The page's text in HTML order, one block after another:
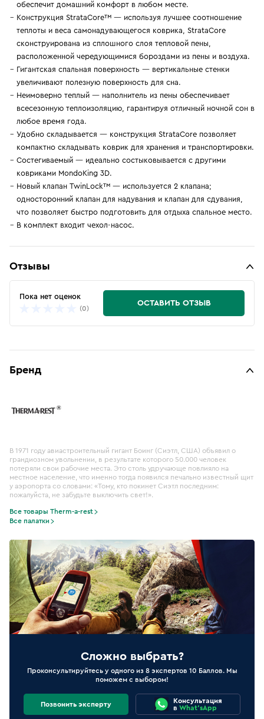
обеспечит домашний комфорт в любом месте.
Конструкция StrataCore™ — используя лучшее соотношение
теплоты и веса самонадувающегося коврика, StrataCore
сконструирована из сплошного слоя тепловой пены,
расположенной чередующимися бороздами из пены и воздуха.
Гигантская спальная поверхность — вертикальные стенки
увеличивают полезную поверхность для сна.
Неимоверно теплый — наполнитель из пены обеспечивает
всесезонную теплоизоляцию, гарантируя отличный ночной сон в
любое время года.
Удобно складывается — конструкция StrataCore позволяет
компактно складывать коврик для хранения и транспортировки.
Состегиваемый — идеально состыковывается с другими
ковриками MondoKing 3D.
Новый клапан TwinLock™ — используется 2 клапана;
односторонний клапан для надувания и клапан для сдувания,
что позволяет быстро подготовить для отдыха спальное место.
В комплект входит чехол-насос.
Отзывы
Пока нет оценок
(0)
ОСТАВИТЬ ОТЗЫВ
Бренд
В 1971 году авиастроительный гигант Боинг (Сиэтл, США) объявил о
грандиозном увольнении, в результате которого 50.000 человек
потеряли свои рабочие места. Это столь удручающе повлияло на
местное население, что именно тогда появился печально известный щит
у аэропорта со словами: «Тому, кто покинет Сиэтл последним:
пожалуйста, не забудьте выключить свет!».
Все товары Therm-a-rest
Все палатки
Сложно выбрать?
Проконсультируйтесь у одного из 8 экспертов 10 Баллов. Мы
поможем с выбором!
Позвонить эксперту
Консультация
в What'sApp